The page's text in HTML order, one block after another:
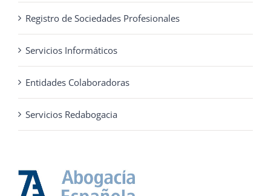
Registro de Sociedades Profesionales
Servicios Informáticos
Entidades Colaboradoras
Servicios Redabogacia